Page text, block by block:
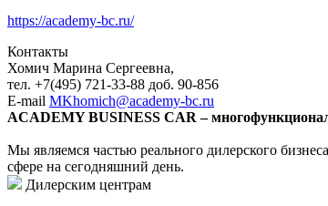
https://academy-bc.ru/
Контакты
Хомич Марина Сергеевна,
тел. +7(495) 721-33-88 доб. 90-856
E-mail MKhomich@academy-bc.ru
ACADEMY BUSINESS CAR –
Мы являемся частью реального дилерского
сфере на сегодняшний день.
Дилерским центрам